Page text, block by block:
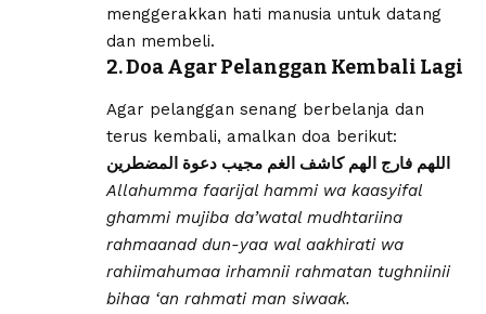
menggerakkan hati manusia untuk datang
dan membeli.
2. Doa Agar Pelanggan Kembali Lagi
Agar pelanggan senang berbelanja dan
terus kembali, amalkan doa berikut:
اللهم فارج الهم كاشف الغم مجيب دعوة المضطرين
Allahumma faarijal hammi wa kaasyifal
ghammi mujiba da’watal mudhtariina
rahmaanad dun-yaa wal aakhirati wa
rahiimahumaa irhamnii rahmatan tughniinii
bihaa ‘an rahmati man siwaak.